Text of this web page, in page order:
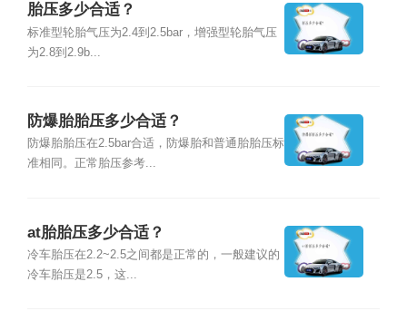
胎压多少合适？
标准型轮胎气压为2.4到2.5bar，增强型轮胎气压
为2.8到2.9b...
防爆胎胎压多少合适？
防爆胎胎压在2.5bar合适，防爆胎和普通胎胎压标
准相同。正常胎压参考...
at胎胎压多少合适？
冷车胎压在2.2~2.5之间都是正常的，一般建议的
冷车胎压是2.5，这...